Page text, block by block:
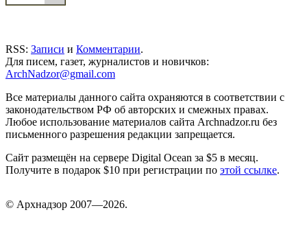
RSS: Записи и Комментарии.
Для писем, газет, журналистов и новичков:
ArchNadzor@gmail.com
Все материалы данного сайта охраняются в соответствии с
законодательством РФ об авторских и смежных правах.
Любое использование материалов сайта Archnadzor.ru без
письменного разрешения редакции запрещается.
Сайт размещён на сервере Digital Ocean за $5 в месяц.
Получите в подарок $10 при регистрации по этой ссылке.
© Архнадзор 2007—2026.